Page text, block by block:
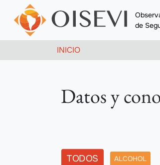
Pasar al contenido principal
de
Ruta de
INICIO
Datos y
TODOS ALCOHOL